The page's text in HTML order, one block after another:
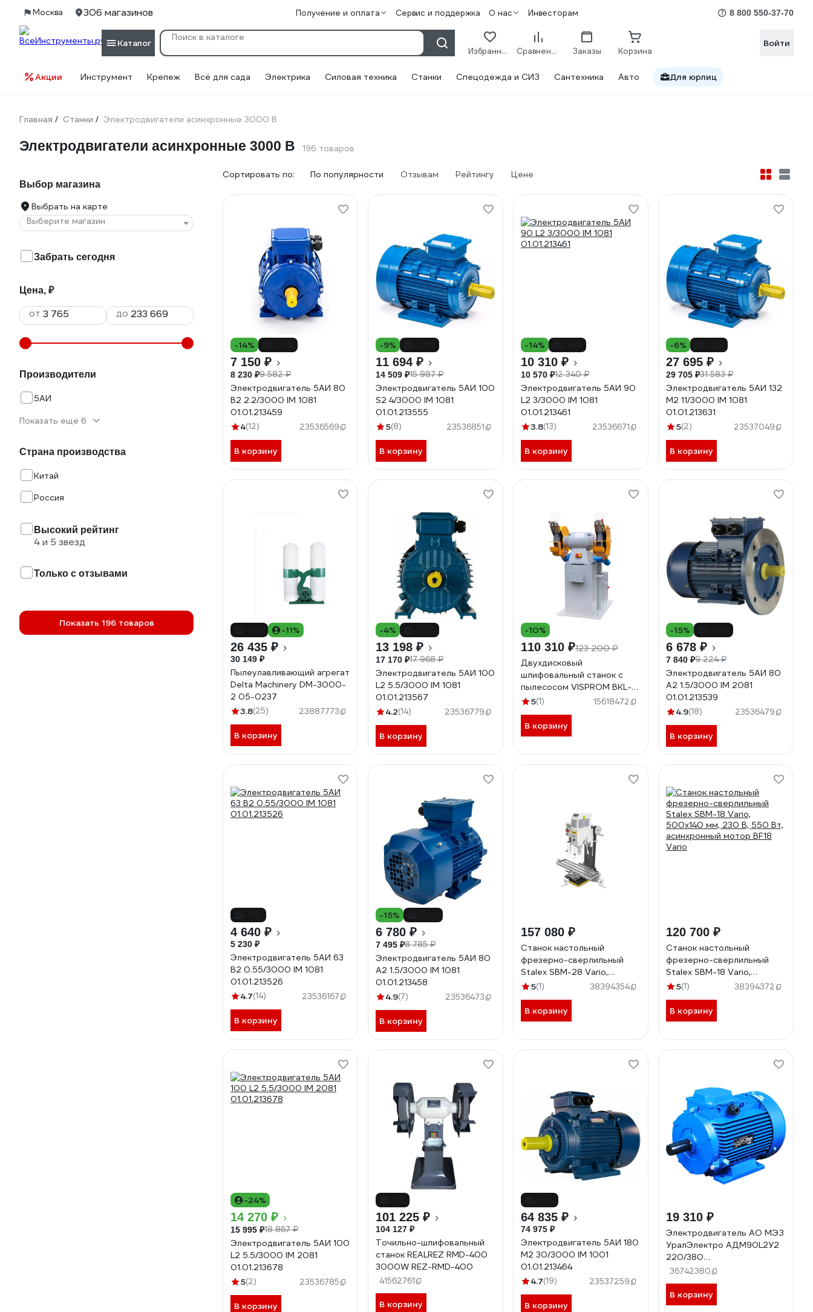
Москва 306 магазинов Получение и оплата Сервис и поддержка О нас Инвесторам 8 800 550-37-70
Каталог
Избранное Сравнение Заказы Корзина
Войти
Акции Инструмент Крепеж Всё для сада Электрика Силовая техника Станки Спецодежда и СИЗ Сантехника Авто Для юрлиц
Главная / Станки / Электродвигатели асинхронные 3000 В
Электродвигатели асинхронные 3000 В 196 товаров
Выбор магазина
Выбрать на карте
Выберите магазин
Забрать сегодня
Цена, ₽
от до
Производители
5АИ
Показать еще 6
Страна производства
Китай
Россия
Высокий рейтинг
4 и 5 звезд
Только с отзывами
Показать 196 товаров
Сортировать по: По популярности Отзывам Рейтингу Цене
-14%
7 150 ₽
8 230 ₽9 582 ₽
Электродвигатель 5АИ 80
В2 2.2/3000 IM 1081
01.01.213459
4(12) 23536569
В корзину
-9%
11 694 ₽
14 509 ₽15 987 ₽
Электродвигатель 5АИ 100
S2 4/3000 IM 1081
01.01.213555
5(8) 23536851
В корзину
-14%
10 310 ₽
10 570 ₽12 340 ₽
Электродвигатель 5АИ 90
L2 3/3000 IM 1081
01.01.213461
3.8(13) 23536671
В корзину
-6%
27 695 ₽
29 705 ₽31 583 ₽
Электродвигатель 5АИ 132
М2 11/3000 IM 1081
01.01.213631
5(2) 23537049
В корзину
-11%
26 435 ₽
30 149 ₽
Пылеулавливающий агрегат
Delta Machinery DM-3000-
2 05-0237
3.8(25) 23887773
В корзину
-4%
13 198 ₽
17 170 ₽17 968 ₽
Электродвигатель 5АИ 100
L2 5.5/3000 IM 1081
01.01.213567
4.2(14) 23536779
В корзину
-10%
110 310 ₽123 200 ₽
Двухдисковый
шлифовальный станок с
пылесосом VISPROM BKL-
3000 39000900
5(1) 15618472
В корзину
-15%
6 678 ₽
7 840 ₽9 224 ₽
Электродвигатель 5АИ 80
А2 1.5/3000 IM 2081
01.01.213539
4.9(18) 23536479
В корзину
4 640 ₽
5 230 ₽
Электродвигатель 5АИ 63
В2 0.55/3000 IM 1081
01.01.213526
4.7(14) 23536167
В корзину
-15%
6 780 ₽
7 495 ₽8 785 ₽
Электродвигатель 5АИ 80
А2 1.5/3000 IM 1081
01.01.213458
4.9(7) 23536473
В корзину
157 080 ₽
Станок настольный
фрезерно-сверлильный
Stalex SBM-28 Vario,
700x180 мм, 230 В,1.0 кВт,
Vario
5(1) 38394354
В корзину
120 700 ₽
Станок настольный
фрезерно-сверлильный
Stalex SBM-18 Vario,
500x140 мм, 230 В, 550 Вт,
Vario
5(1) 38394372
В корзину
-24%
14 270 ₽
15 995 ₽18 867 ₽
Электродвигатель 5АИ 100
L2 5.5/3000 IM 2081
01.01.213678
5(2) 23536785
В корзину
101 225 ₽
104 127 ₽
Точильно-шлифовальный
станок REALREZ RMD-400
3000W REZ-RMD-400
41562761
В корзину
64 835 ₽
74 975 ₽
Электродвигатель 5АИ 180
М2 30/3000 IM 1001
01.01.213464
4.7(19) 23537259
В корзину
19 310 ₽
Электродвигатель АО МЭЗ
УралЭлектро АДМ90L2У2
220/380
IМ1081РКВ(Медногорск)
АДМ90Л2 1081
36742380
В корзину